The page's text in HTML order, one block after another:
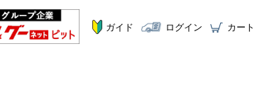
ガイド ログイン カート